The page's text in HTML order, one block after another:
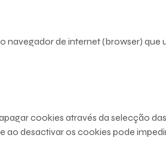
de internet (browser)
cookies através da selecção
ao desactivar os cookies pode